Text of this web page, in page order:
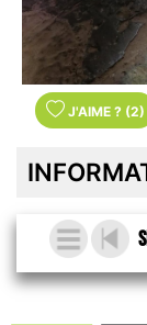
J'AIME ? (2)